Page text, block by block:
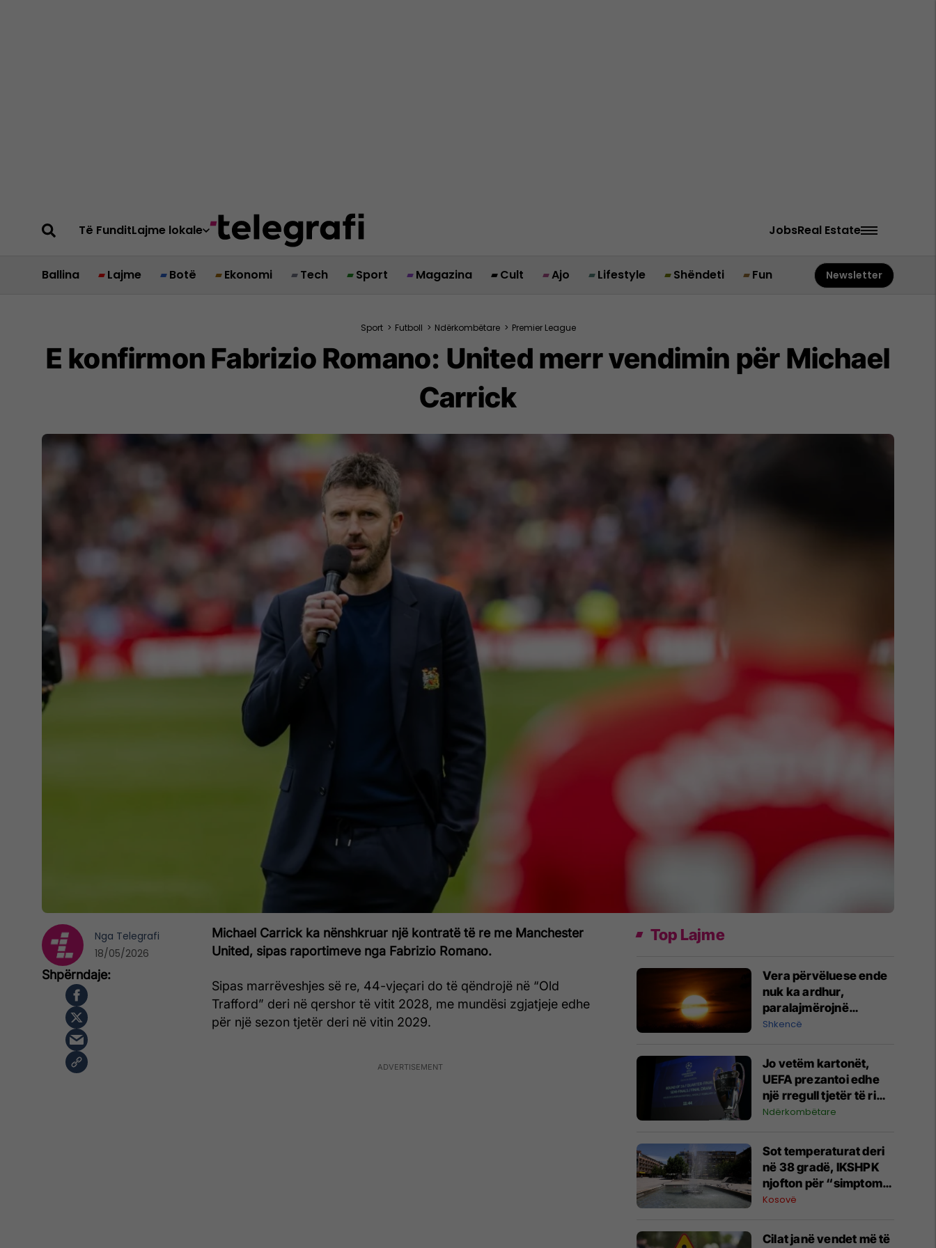
Të FunditLajme lokale JobsReal Estate
Ballina Lajme Botë Ekonomi Tech Sport Magazina Cult Ajo Lifestyle Shëndeti Fun Newsletter
Sport > Futboll > Ndërkombëtare > Premier League
E konfirmon Fabrizio Romano: United merr vendimin për Michael
Carrick
Michael Carrick ka nënshkruar një kontratë të re me Manchester
United, sipas raportimeve nga Fabrizio Romano.
Sipas marrëveshjes së re, 44-vjeçari do të qëndrojë në “Old
Trafford” deri në qershor të vitit 2028, me mundësi zgjatjeje edhe
për një sezon tjetër deri në vitin 2029.
Nga Telegrafi
18/05/2026
Top Lajme
Vera përvëluese ende
nuk ka ardhur,
paralajmërojnë
shkencëtarët
Shkencë
Jo vetëm kartonët,
UEFA prezantoi edhe
një rregull tjetër të ri
për Ligën e
evropiane
Ndërkombëtare
Sot temperaturat deri
në 38 gradë, IKSHPK
njofton për “simptomat
e nxehtësisë”
Kosovë
Cilat janë vendet më të